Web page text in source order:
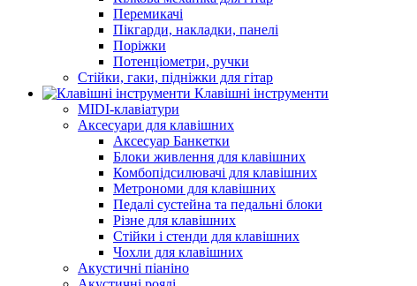
Перемикачі
Пікгарди, накладки, панелі
Поріжки
Потенціометри, ручки
Стійки, гаки, підніжки для гітар
Клавішні інструменти
MIDI-клавіатури
Аксесуари для клавішних
Аксесуар Банкетки
Блоки живлення для клавішних
Комбопідсилювачі для клавішних
Метрономи для клавішних
Педалі сустейна та педальні блоки
Різне для клавішних
Стійки і стенди для клавішних
Чохли для клавішних
Акустичні піаніно